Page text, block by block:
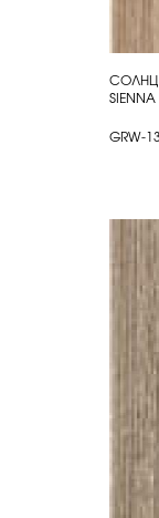
SIENNA
GRW-